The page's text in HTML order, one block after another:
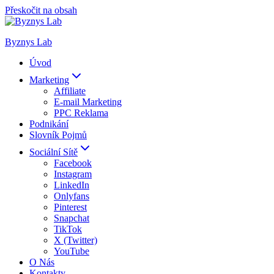
Přeskočit na obsah
Byznys Lab
Úvod
Marketing
Affiliate
E-mail Marketing
PPC Reklama
Podnikání
Slovník Pojmů
Sociální Sítě
Facebook
Instagram
LinkedIn
Onlyfans
Pinterest
Snapchat
TikTok
X (Twitter)
YouTube
O Nás